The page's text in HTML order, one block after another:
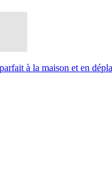
à la maison et en